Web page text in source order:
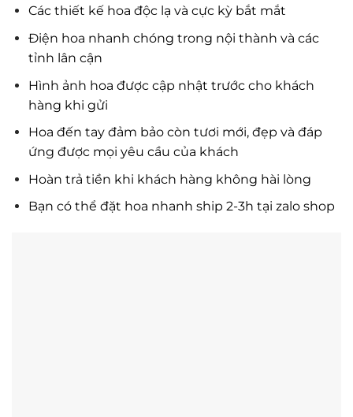
Các thiết kế hoa độc lạ và cực kỳ bắt mắt
Điện hoa nhanh chóng trong nội thành và các
tỉnh lân cận
Hình ảnh hoa được cập nhật trước cho khách
hàng khi gửi
Hoa đến tay đảm bảo còn tươi mới, đẹp và đáp
ứng được mọi yêu cầu của khách
Hoàn trả tiền khi khách hàng không hài lòng
Bạn có thể đặt hoa nhanh ship 2-3h tại zalo shop